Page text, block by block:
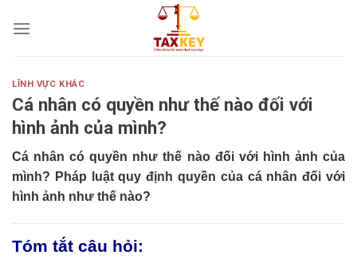
LĨNH VỰC KHÁC
Cá nhân có quyền như thế nào đối với
hình ảnh của mình?
Cá nhân có quyền như thế nào đối với hình ảnh của
mình? Pháp luật quy định quyền của cá nhân đối với
hình ảnh như thế nào?
Tóm tắt câu hỏi: